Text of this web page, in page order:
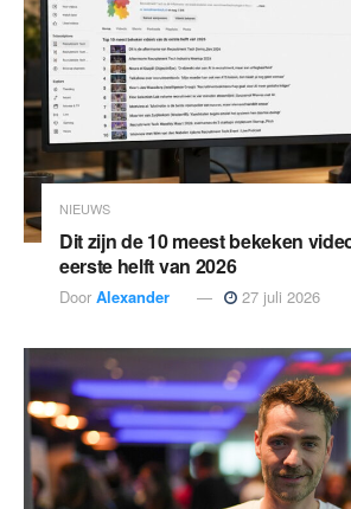
NIEUWS
Dit zijn de 10 meest bekeken
eerste helft van 2026
Door Alexander 27 juli 2026